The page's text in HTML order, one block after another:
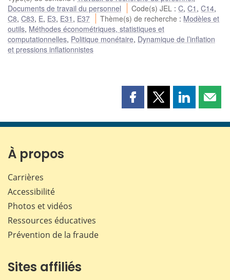
Documents de travail du personnel
Code(s) JEL :C,C1 ,C14,
C8, C83, E, E3, E31 , E37 Thème(s) de recherche : Modèles et
outils, Méthodes économétriques, statistiques et
computationnelles, Politique monétaire, Dynamique de l’inflation
et pressions inflationnistes
Partager
page
Partager
page
Partager
page page
À propos
Carrières
Accessibilité
Photos et vidéos
Ressources éducatives
Prévention de la fraude
Sites affiliés